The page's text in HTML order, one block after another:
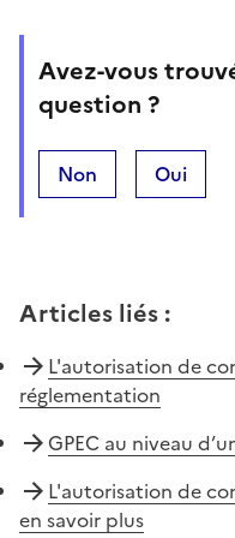
Avez-vous
question ?
Non Oui
Articles liés :
L'autorisation de
réglementation
GPEC au niveau
L'autorisation de
en savoir plus